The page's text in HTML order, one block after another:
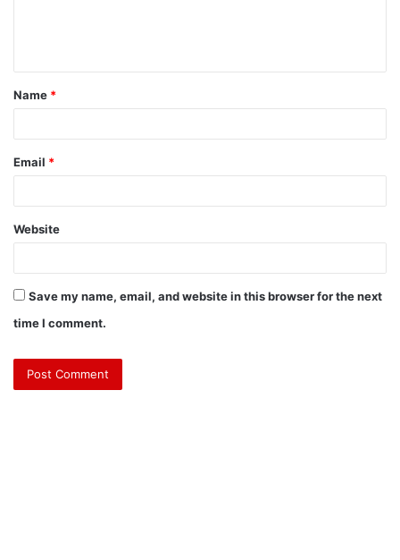
Name *
Email *
Website
Save my name, email, and website in this browser for the next
time I comment.